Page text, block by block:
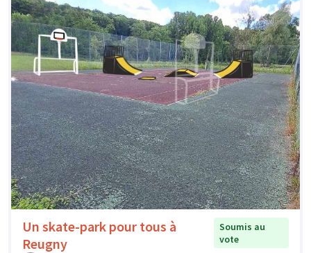
Un skate-park pour tous à
Reugny
Soumis au
vote